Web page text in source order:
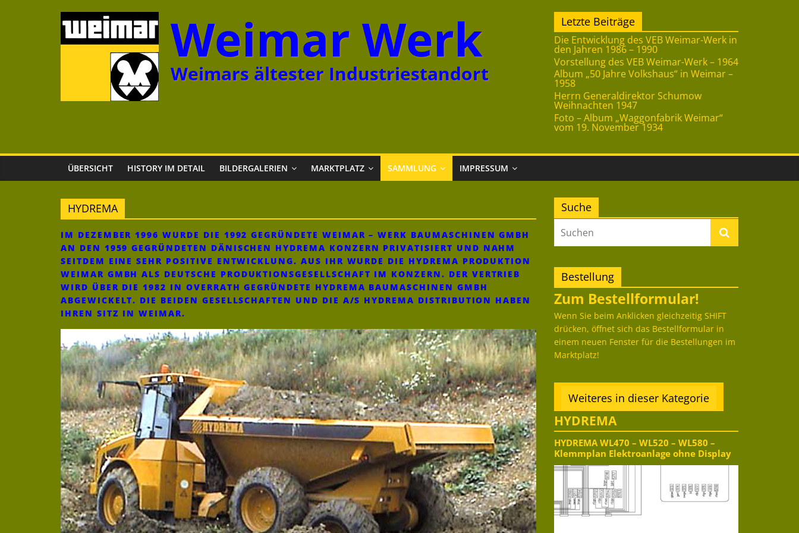
Weimar Werk
Weimars ältester Industriestandort
Letzte Beiträge
Die Entwicklung des VEB Weimar-Werk in
den Jahren 1986 – 1990
Vorstellung des VEB Weimar-Werk – 1964
Album „50 Jahre Volkshaus“ in Weimar –
1958
Herrn Generaldirektor Schumow
Weihnachten 1947
Foto – Album „Waggonfabrik Weimar“
vom 19. November 1934
ÜBERSICHT HISTORY IM DETAIL BILDERGALERIEN MARKTPLATZ SAMMLUNG IMPRESSUM
HYDREMA
IM DEZEMBER 1996 WURDE DIE 1992 GEGRÜNDETE WEIMAR – WERK BAUMASCHINEN GMBH
AN DEN 1959 GEGRÜNDETEN DÄNISCHEN HYDREMA KONZERN PRIVATISIERT UND NAHM
SEITDEM EINE SEHR POSITIVE ENTWICKLUNG. AUS IHR WURDE DIE HYDREMA PRODUKTION
WEIMAR GMBH ALS DEUTSCHE PRODUKTIONSGESELLSCHAFT IM KONZERN. DER VERTRIEB
WIRD ÜBER DIE 1982 IN OVERRATH GEGRÜNDETE HYDREMA BAUMASCHINEN GMBH
ABGEWICKELT. DIE BEIDEN GESELLSCHAFTEN UND DIE A/S HYDREMA DISTRIBUTION HABEN
IHREN SITZ IN WEIMAR.
Suche
Bestellung
Zum Bestellformular!
Wenn Sie beim Anklicken gleichzeitig SHIFT
drücken, öffnet sich das Bestellformular in
einem neuen Fenster für die Bestellungen im
Marktplatz!
Weiteres in dieser Kategorie
HYDREMA
HYDREMA WL470 – WL520 – WL580 –
Klemmplan Elektroanlage ohne Display